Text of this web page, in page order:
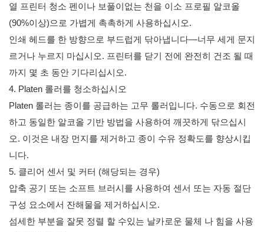
열 프린터 청소 펜이나 보풀이없는 천을 이소 프로필 알코올
(90%이상)으로 가볍게 촉촉하게 사용하십시오.
인쇄 헤드를 한 방향으로 부드럽게 닦아냅니다—너무 세게 문지
르거나 누르지 마십시오. 프린터를 닫기 전에 완전히 건조 될 때
까지 몇 초 동안 기다리십시오.
4. Platen 롤러를 청소하십시오
Platen 롤러는 종이를 공급하는 고무 롤러입니다. 수동으로 회전
하고 동일한 알코올 기반 방법을 사용하여 깨끗하게 닦으십시
오. 이것은 내장 먼지를 제거하고 종이 수유 정확도를 향상시킵
니다.
5. 클리어 센서 및 커터 (해당되는 경우)
압축 공기 또는 소프트 브러시를 사용하여 센서 또는 자동 절단
구성 요소에서 잔해물을 제거하십시오.
섬세한 부분을 잘못 정렬 할 수있는 날카로운 물체 나 힘을 사용